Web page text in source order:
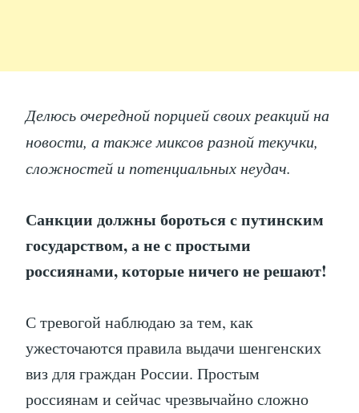
Делюсь очередной порцией своих реакций на
новости, а также миксов разной текучки,
сложностей и потенциальных неудач.
Санкции должны бороться с путинским
государством, а не с простыми
россиянами, которые ничего не решают!
С тревогой наблюдаю за тем, как
ужесточаются правила выдачи шенгенских
виз для граждан России. Простым
россиянам и сейчас чрезвычайно сложно